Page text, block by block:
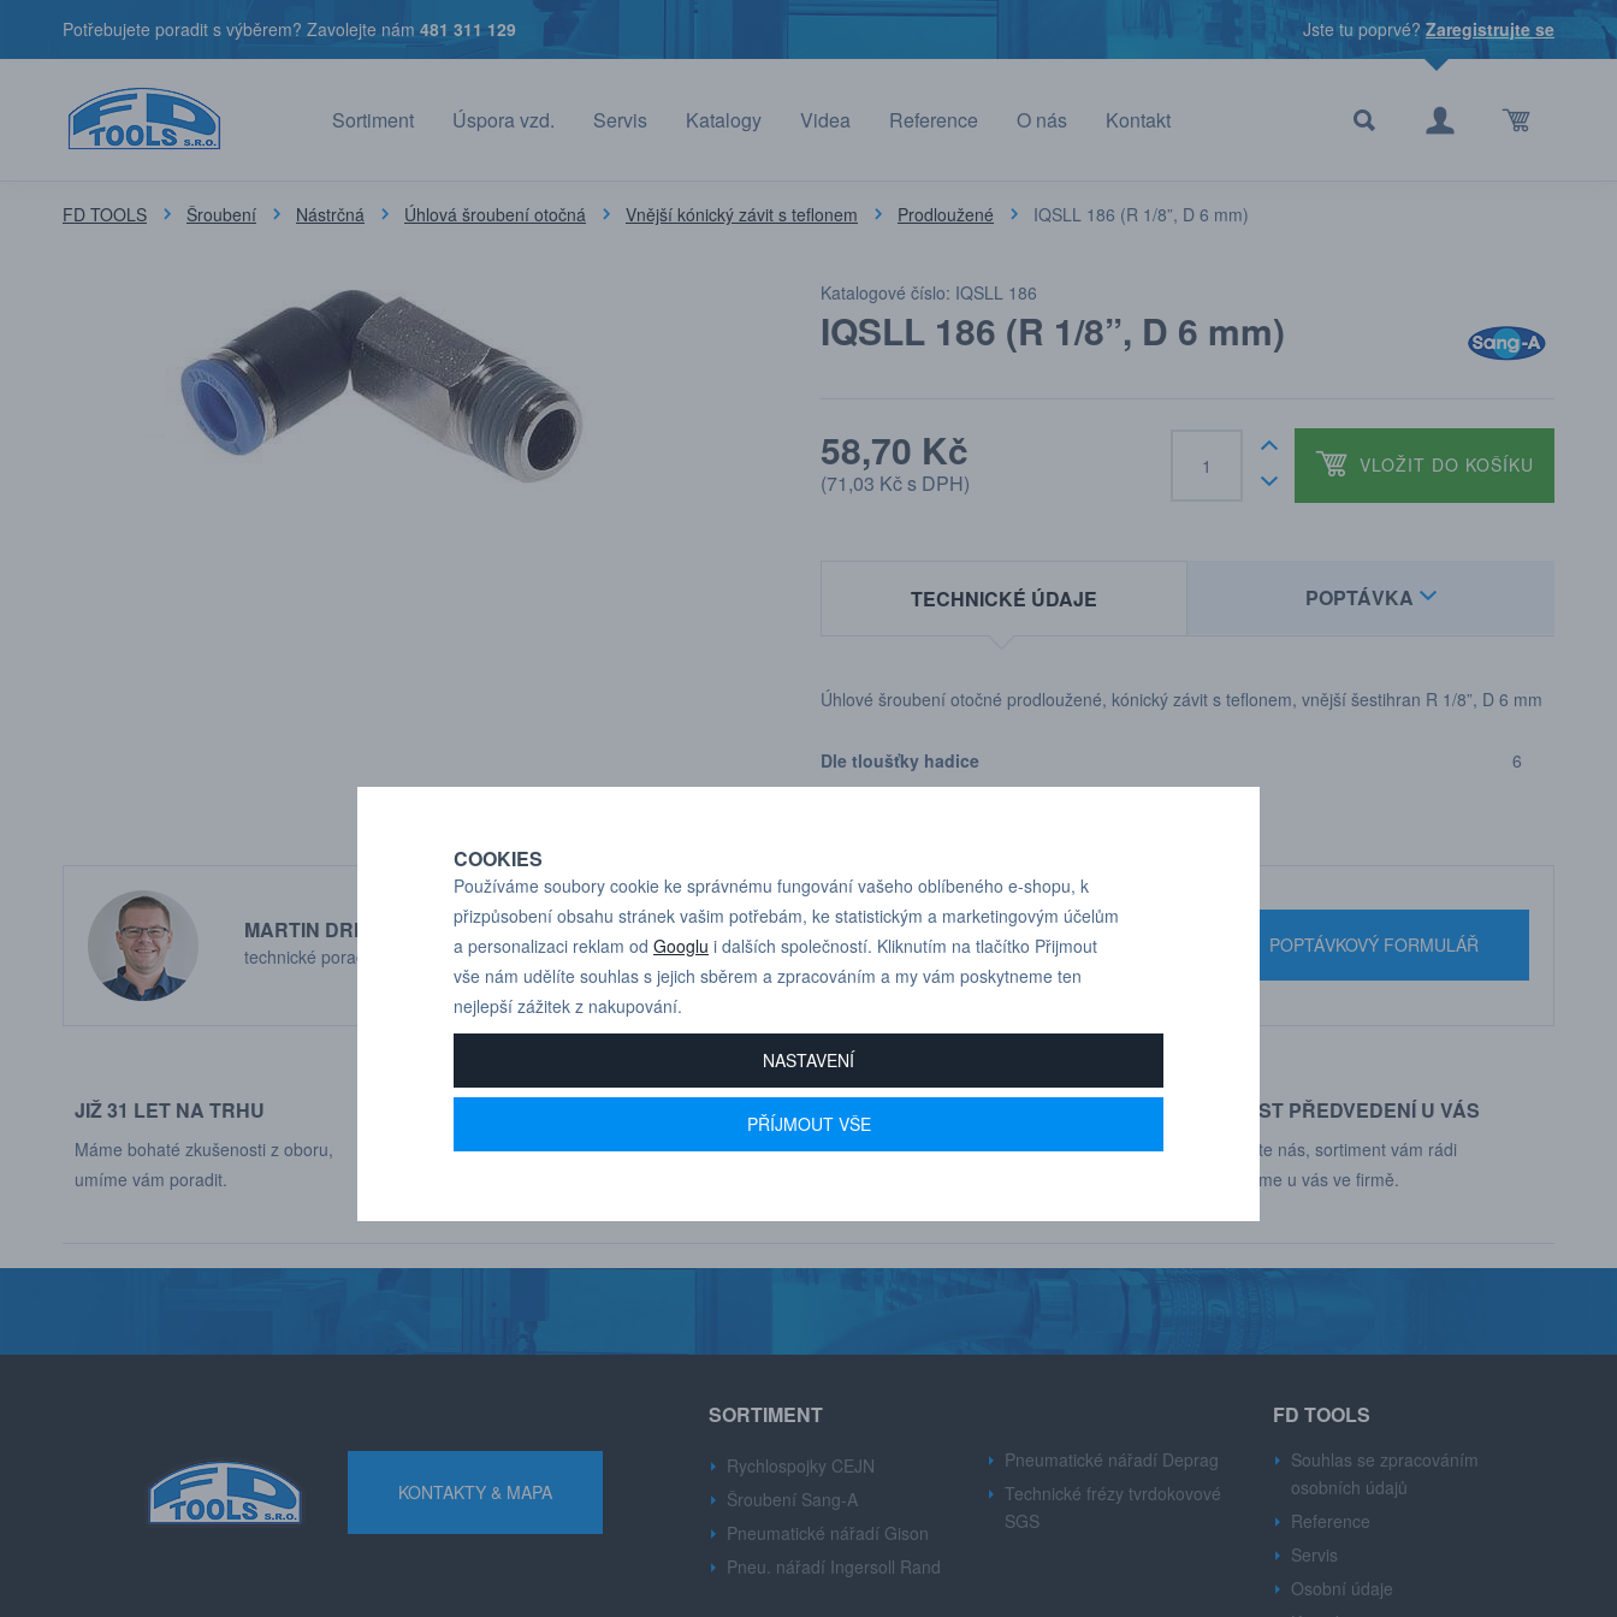
Potřebujete poradit s výběrem? Zavolejte nám 481 311 129 Jste tu poprvé? Zaregistrujte se
Sortiment Úspora vzd. Servis Katalogy Videa Reference O nás Kontakt
FD TOOLS Šroubení Nástrčná Úhlová šroubení otočná Vnější kónický závit s teflonem Prodloužené IQSLL 186 (R 1/8”, D 6 mm)
Katalogové číslo: IQSLL 186
IQSLL 186 (R 1/8”, D 6 mm)
58,70 Kč
(71,03 Kčs DPH)
VLOŽIT DO KOŠÍKU
TECHNICKÉ ÚDAJE POPTÁVKA
Úhlové šroubení otočné prodloužené, kónický závit s teflonem, vnější šestihran R 1/8”, D 6 mm
Dle tloušťky hadice 6
MARTIN DRHOLEC
technické poradenství
Pro technické dotazy
nebo poptávky volejte
+420 731 517 942 nebo pište POPTÁVKOVÝ FORMULÁŘ
JIŽ 31 LET NA TRHU
Máme bohaté zkušenosti z oboru,
umíme vám poradit.
Naši zákaznící jsou drobné i velké firmy z
AUTORIZOVANÝ DEALER
Značek CEJN, Gison, Ingersoll Rand, Deprag,
MOŽNOST PŘEDVEDENÍ U VÁS
Kontaktujte nás, sortiment vám rádi
představíme u vás ve firmě.
SORTIMENT
Rychlospojky CEJN
Šroubení Sang-A
Pneumatické nářadí Gison
Pneu. nářadí Ingersoll Rand
Pneumatické nářadí Deprag
Technické frézy tvrdokovové
SGS
FD TOOLS
Souhlas se zpracováním
osobních údajů
Reference
Servis
Osobní údaje
KONTAKTY & MAPA
COOKIES
Používáme soubory cookie ke správnému fungování vašeho oblíbeného e-shopu, k
přizpůsobení obsahu stránek vašim potřebám, ke statistickým a marketingovým účelům
a personalizaci reklam od Googlu i dalších společností. Kliknutím na tlačítko Přijmout
vše nám udělíte souhlas s jejich sběrem a zpracováním a my vám poskytneme ten
nejlepší zážitek z nakupování.
NASTAVENÍ
PŘÍJMOUT VŠE